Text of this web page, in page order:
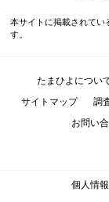
本サイトに掲載されてい
す。
たまひよについ
サイトマップ
調
お問い
個人情